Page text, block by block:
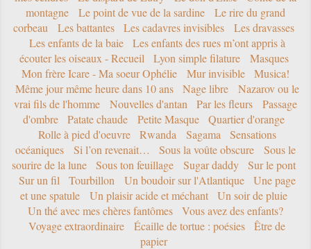
montagne
Le point de vue de la sardine
Le rire du grand
corbeau
Les battantes Les cadavres invisibles
Les dravasses
Les enfants de la baie
Les enfants des rues m’ont appris à
écouter les oiseaux - Recueil
Lyon simple filature
Masques
Mon frère Icare - Ma soeur Ophélie
Mur invisible
Musica!
Même jour même heure dans 10 ans
Nage libre
Nazarov ou le
vrai fils de l'homme
Nouvelles d'antan Par les fleurs
Passage
d'ombre
Patate chaude Petite Masque
Quartier d'orange
Rolle à pied d'oeuvre
Rwanda Sagama
Sensations
océaniques
Si l’on revenait… Sous la voûte obscure
Sous le
sourire de la lune
Sous ton feuillage Sugar daddy
Sur le pont
Sur un fil
Tourbillon Un boudoir sur l'Atlantique
Une page
et une spatule
Un plaisir acide et méchant
Un soir de pluie
Un thé avec mes chères fantômes
Vous avez des enfants?
Voyage extraordinaire
Écaille de tortue : poésies
Être de
papier